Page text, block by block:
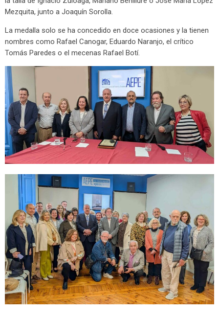
Mezquita, junto a Joaquín Sorolla.
La medalla solo se ha concedido en doce ocasiones y la tienen
nombres como Rafael Canogar, Eduardo Naranjo, el crítico
Tomás Paredes o el mecenas Rafael Botí.